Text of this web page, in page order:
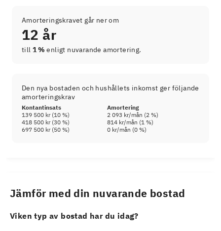
Amorteringskravet går ner om
12 år
till 1 % enligt nuvarande amortering.
Den nya bostaden och hushållets inkomst ger följande
amorteringskrav
Kontantinsats
Amortering
139 500 kr(10 %) 2 093 kr/mån (2 %)
418 500 kr(30 %) 814 kr/mån (1 %)
697 500 kr(50 %) 0 kr/mån (0 %)
Jämför med din nuvarande bostad
Viken typ av bostad har du idag?